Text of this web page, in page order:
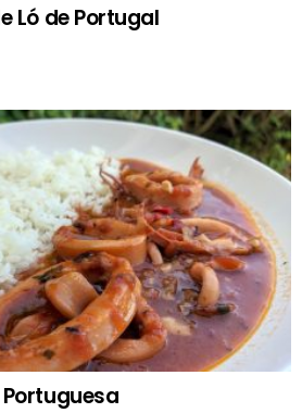
Ló de Portugal